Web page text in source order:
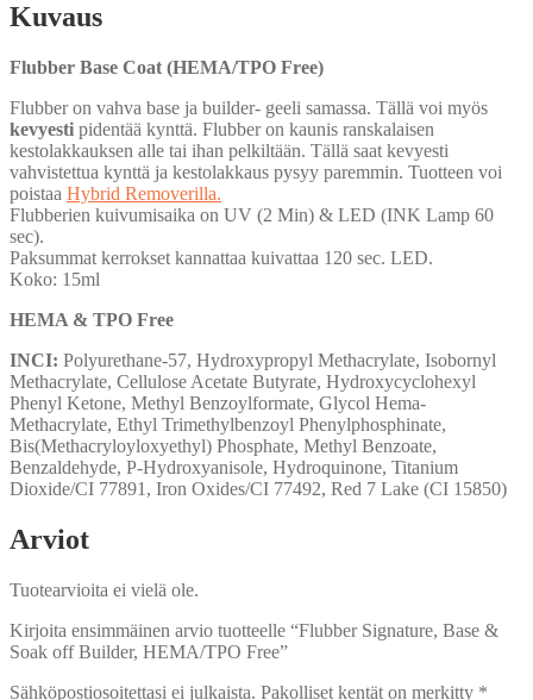
Kuvaus
Flubber Base Coat (HEMA/TPO Free)
Flubber on vahva base ja builder- geeli samassa. Tällä voi myös
kevyesti pidentää kynttä. Flubber on kaunis ranskalaisen
kestolakkauksen alle tai ihan pelkiltään. Tällä saat kevyesti
vahvistettua kynttä ja kestolakkaus pysyy paremmin. Tuotteen voi
poistaa Hybrid Removerilla.
Flubberien kuivumisaika on UV (2 Min) & LED (INK Lamp 60
sec).
Paksummat kerrokset kannattaa kuivattaa 120 sec. LED.
Koko: 15ml
HEMA & TPO Free
INCI: Polyurethane-57, Hydroxypropyl Methacrylate, Isobornyl
Methacrylate, Cellulose Acetate Butyrate, Hydroxycyclohexyl
Phenyl Ketone, Methyl Benzoylformate, Glycol Hema-
Methacrylate, Ethyl Trimethylbenzoyl Phenylphosphinate,
Bis(Methacryloyloxyethyl) Phosphate, Methyl Benzoate,
Benzaldehyde, P-Hydroxyanisole, Hydroquinone, Titanium
Dioxide/CI 77891, Iron Oxides/CI 77492, Red 7 Lake (CI 15850)
Arviot
Tuotearvioita ei vielä ole.
Kirjoita ensimmäinen arvio tuotteelle “Flubber Signature, Base &
Soak off Builder, HEMA/TPO Free”
Sähköpostiosoitettasi ei julkaista. Pakolliset kentät on merkitty *